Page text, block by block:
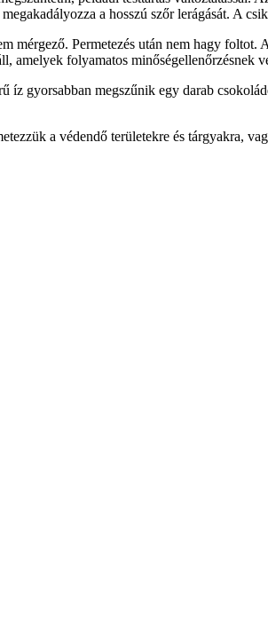
a hosszú szőr lerágását. A
mérgező. Permetezés után nem hagy
amelyek folyamatos minőségellenőrzésnek
íz gyorsabban megszűnik egy darab
a védendő területekre és tárgyakra,